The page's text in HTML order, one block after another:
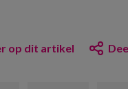
op dit artikel